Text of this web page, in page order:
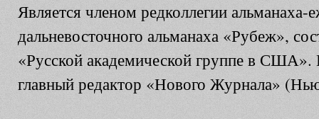
Является членом редколлегии альманаха-
дальневосточного альманаха «Рубеж»,
«Русской академической группе в
главный редактор «Нового Журнала»